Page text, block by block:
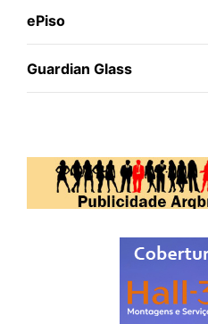
ePiso
Guardian Glass